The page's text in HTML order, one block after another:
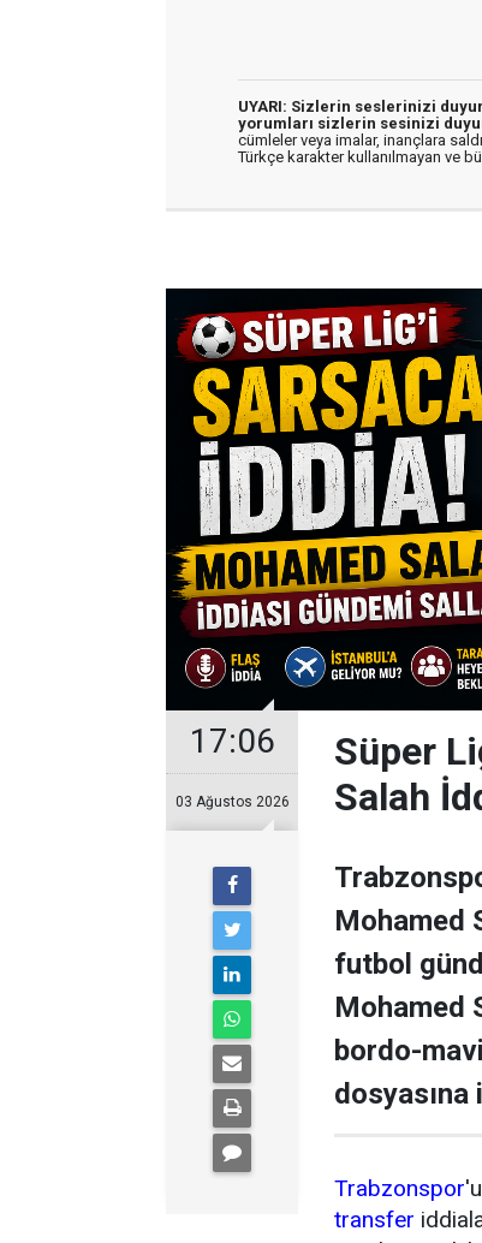
UYARI: Sizlerin seslerinizi
yorumları sizlerin sesinizi
cümleler veya imalar, inançlara
Türkçe karakter kullanılmayan ve
17:06
03 Ağustos 2026
Süper
Salah
Mohamed
futbol
Mohamed
bordo-
dosyasına
Trabzonspor
transfer